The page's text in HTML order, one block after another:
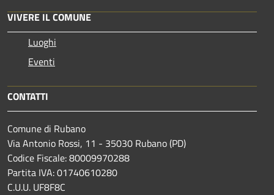
VIVERE IL COMUNE
Luoghi
Eventi
CONTATTI
Comune di Rubano
Via Antonio Rossi, 11 - 35030 Rubano (PD)
Codice Fiscale: 80009970288
Partita IVA: 01740610280
C.U.U. UF8F8C